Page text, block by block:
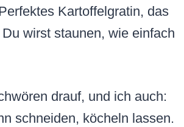
Kartoffelgratin, das
wirst staunen, wie einfach
drauf, und ich auch:
schneiden, köcheln lassen.